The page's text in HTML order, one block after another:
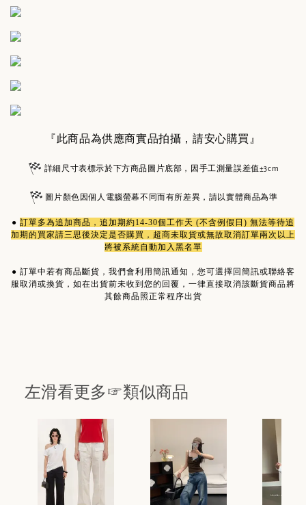
『此商品為供應商實品拍攝，請安心購買』
詳細尺寸表標示於下方商品圖片底部，因手工測量誤差值±3cm
圖片顏色因個人電腦螢幕不同而有所差異，請以實體商品為準
● 訂單多為追加商品 ，追加期約14-30個工作天 (不含例假日) 無法等待追
加期的買家請三思後決定是否購買，超商未取貨或無故取消訂單兩次以上
將被系統自動加入黑名單
● 訂單中若有商品斷貨，我們會利用簡訊通知，您可選擇回簡訊或聯絡客
服取消或換貨，如在出貨前未收到您的回覆，一律直接取消該斷貨商品將
其餘商品照正常程序出貨
左滑看更多☞類似商品